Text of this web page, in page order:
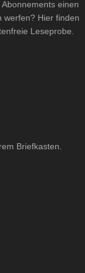
einen
werfen? Hier finden
Leseprobe.
Briefkasten.